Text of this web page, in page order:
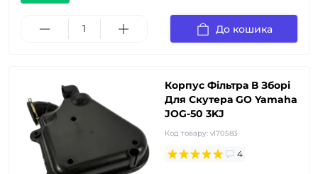
До кошика
Корпус Фільтра В Зборі
Для Скутера GO Yamaha
JOG-50 3KJ
Код товару: vl70583
4